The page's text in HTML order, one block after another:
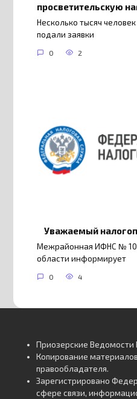
просветительскую
Несколько тысяч
подали заявки
0 2
Уважаемый
Межрайонная ИФНС № 10
области информирует
0 4
Приозерские Ведомости
Копирование
правообладателя.
Зарегистрировано
сфере связи,